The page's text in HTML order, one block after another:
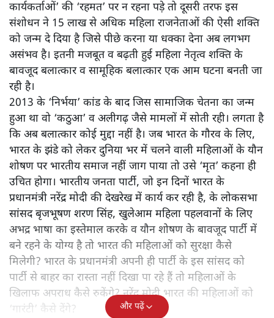
कार्यकर्ताओं’ की ‘रहमत’ पर न रहना पड़े तो दूसरी तरफ इस
संशोधन ने 15 लाख से अधिक महिला राजनेताओं की ऐसी शक्ति
को जन्म दे दिया है जिसे पीछे करना या धक्का देना अब लगभग
असंभव है। इतनी मजबूत व बढ़ती हुई महिला नेतृत्व शक्ति के
बावजूद बलात्कार व सामूहिक बलात्कार एक आम घटना बनती जा
रही है।
2013 के ‘निर्भया’ कांड के बाद जिस सामाजिक चेतना का जन्म
हुआ था वो ‘कठुआ’ व अलीगढ़ जैसे मामलों में सोती रही। लगता है
कि अब बलात्कार कोई मुद्दा नहीं है। जब भारत के गौरव के लिए,
भारत के झंडे को लेकर दुनिया भर में चलने वाली महिलाओं के यौन
शोषण पर भारतीय समाज नहीं जाग पाया तो उसे ‘मृत’ कहना ही
उचित होगा। भारतीय जनता पार्टी, जो इन दिनों भारत के
प्रधानमंत्री नरेंद्र मोदी की देखरेख में कार्य कर रही है, के लोकसभा
सांसद बृजभूषण शरण सिंह, खुलेआम महिला पहलवानों के लिए
अभद्र भाषा का इस्तेमाल करके व यौन शोषण के बावजूद पार्टी में
बने रहने के योग्य है तो भारत की महिलाओं को सुरक्षा कैसे
मिलेगी? भारत के प्रधानमंत्री अपनी ही पार्टी के इस सांसद को
पार्टी से बाहर का रास्ता नहीं दिखा पा रहे हैं तो महिलाओं के
खिलाफ अपराध कैसे रुकेंगे? नरेंद्र मोदी भारत की महिलाओं को
‘गारंटी’ कैसे देंगे?
और पढ़ें